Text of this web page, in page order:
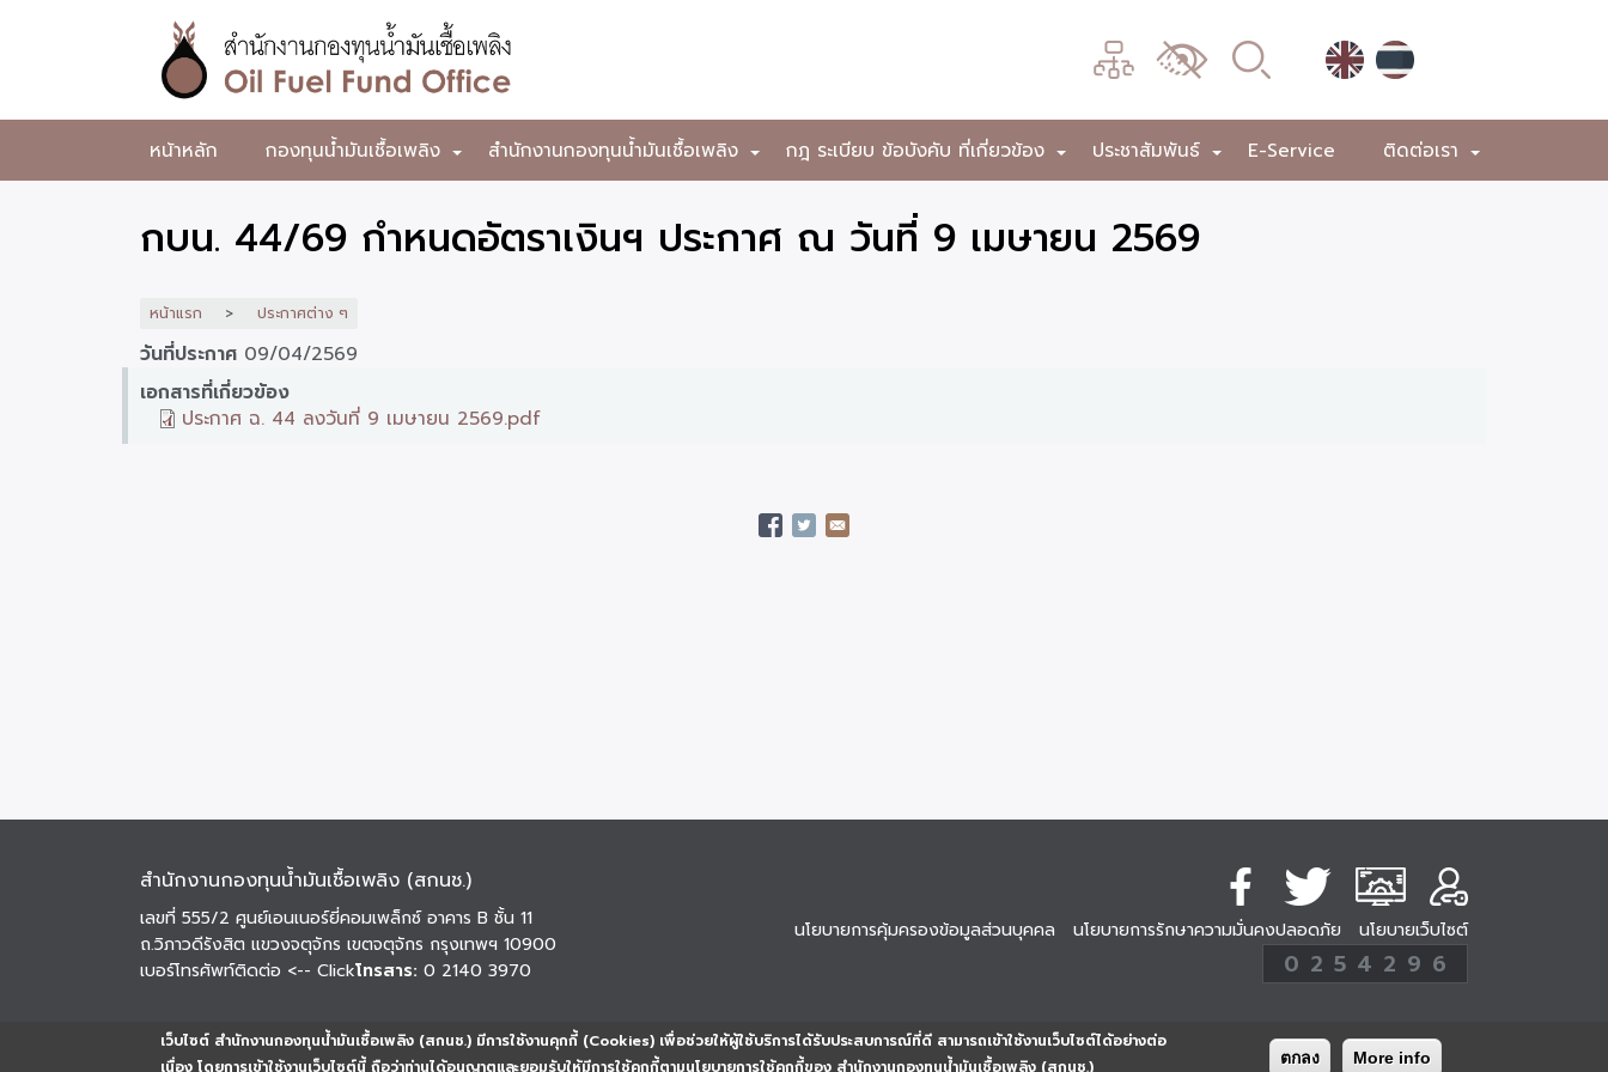
เว็บไซต์ สำนักงานกองทุนน้ำมันเชื้อเพลิง (สกนช.) มีการใช้งานคุกกี้ (Cookies) เพื่อช่วยให้ผู้ใช้บริการได้รับประสบการณ์ที่ดี สามารถเข้าใช้งานเว็บไซต์ได้อย่างต่อ
เนื่อง โดยการเข้าใช้งานเว็บไซต์นี้ ถือว่าท่านได้อนุญาตและยอมรับให้มีการใช้คุกกี้ตามนโยบายการใช้คุกกี้ของ สำนักงานกองทุนน้ำมันเชื้อเพลิง (สกนช.)
ตกลง More info
หลัก
สำนักงาน
กองทุน
น้ำมัน
เพลิง
เมนู
เปลี่ยน
ผล
หน้าหลัก +
กองทุนน้ำมันเชื้อเพลิง +
สำนักงานกองทุนน้ำมันเชื้อเพลิง +
กฎ ระเบียบ ข้อบังคับ ที่เกี่ยวข้อง +
ประชาสัมพันธ์ E-Service +
ติดต่อเรา
กบน. 44/69 กำหนดอัตราเงินฯ ประกาศ ณ วันที่ 9 เมษายน 2569
หน้าแรก ประกาศต่าง ๆ
วันที่ประกาศ 09/04/2569
เอกสารที่เกี่ยวข้อง
ประกาศ ฉ. 44 ลงวันที่ 9 เมษายน 2569.pdf
สำนักงานกองทุนน้ำมันเชื้อเพลิง (สกนช.)
เลขที่ 555/2 ศูนย์เอนเนอร์ยี่คอมเพล็กซ์ อาคาร B ชั้น 11
ถ.วิภาวดีรังสิต แขวงจตุจักร เขตจตุจักร กรุงเทพฯ 10900
เบอร์โทรศัพท์ติดต่อ <-- Clickโทรสาร: 0 2140 3970
นโยบายการคุ้มครองข้อมูลส่วนบุคคล นโยบายการรักษาความมั่นคงปลอดภัย นโยบายเว็บไซต์
254296
ครั้ง
0 2 5 4 2 9 6